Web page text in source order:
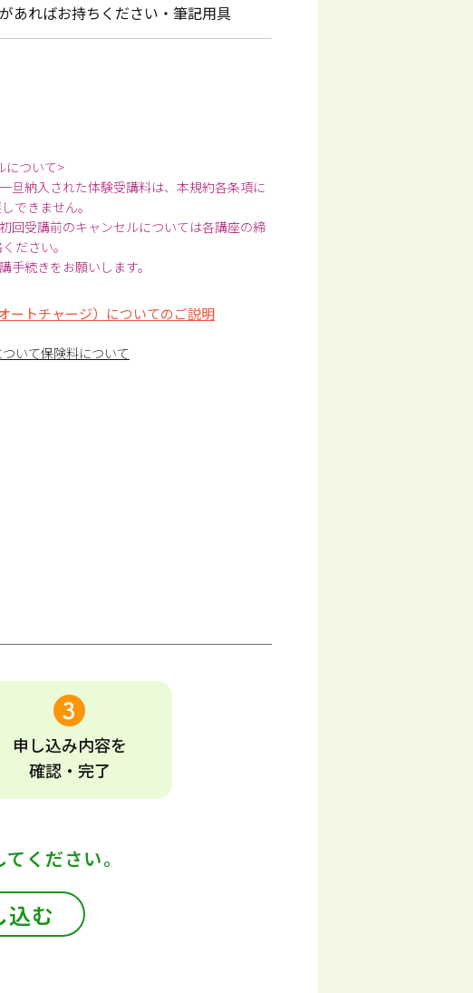
あればお持ちください・筆記用具
について>
旦納入された体験受講料は、本規約各条項に
できません。
回受講前のキャンセルについては各講座の締
ださい。
続きをお願いします。
ートチャージ）についてのご説明
いて保険料について
申し込み内容を
確認・完了
ください。
込む